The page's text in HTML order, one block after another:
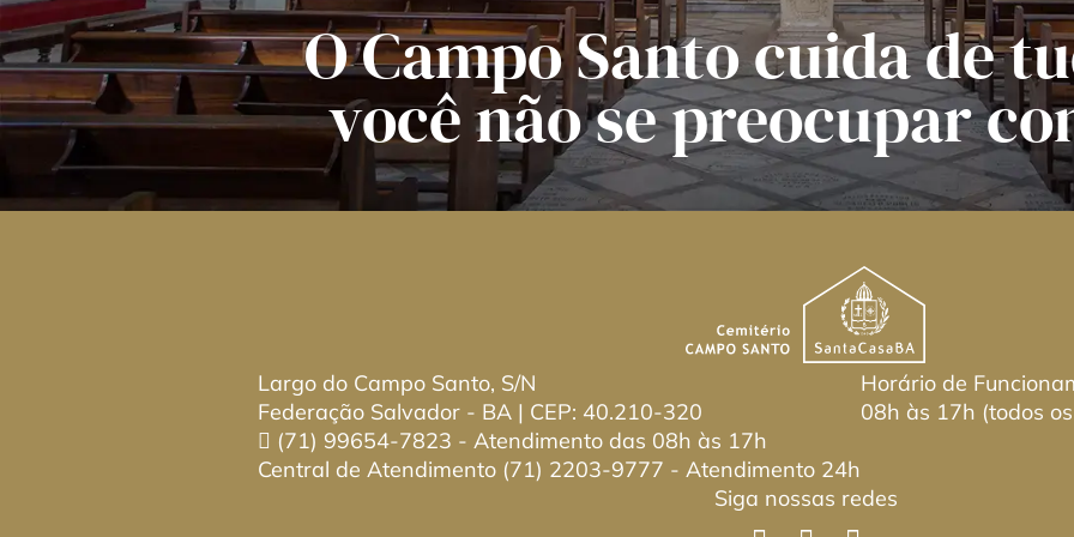
O Campo Santo cuida de
você não se preocupar
Largo do Campo Santo, S/N
Federação Salvador - BA | CEP: 40.210-320
(71) 99654-7823 - Atendimento das 08h às 17h
Central de Atendimento (71) 2203-9777 - Atendimento 24h
Horário de
08h às 17h (todos
Siga nossas redes